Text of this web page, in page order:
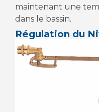
maintenant une
dans le bassin.
Régulation du